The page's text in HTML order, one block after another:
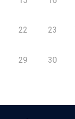
22 23
29 30